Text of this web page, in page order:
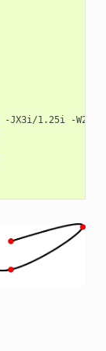
-JX3i/1.25i
-W2p